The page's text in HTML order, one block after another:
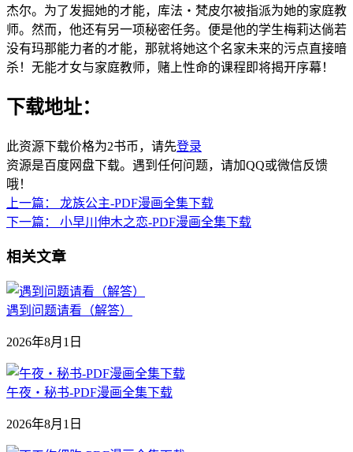
杰尔。为了发掘她的才能，库法‧梵皮尔被指派为她的家庭教
师。然而，他还有另一项秘密任务。便是他的学生梅莉达倘若
没有玛那能力者的才能，那就将她这个名家未来的污点直接暗
杀！无能才女与家庭教师，赌上性命的课程即将揭开序幕！
下载地址：
此资源下载价格为2书币，请先登录
资源是百度网盘下载。遇到任何问题，请加QQ或微信反馈
哦！
上一篇：
龙族公主-PDF漫画全集下载
下一篇：
小早川伸木之恋-PDF漫画全集下载
相关文章
遇到问题请看（解答）
2026年8月1日
午夜‧秘书-PDF漫画全集下载
2026年8月1日